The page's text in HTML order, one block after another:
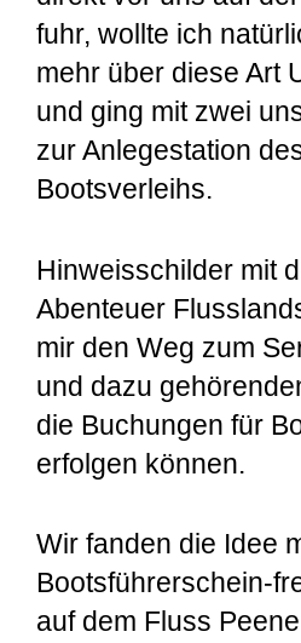
fuhr, wollte ich
mehr über diese Art
und ging mit zwei
zur Anlegestation
Bootsverleihs.
Hinweisschilder mit
Abenteuer
mir den Weg zum
und dazu
die Buchungen für
erfolgen können.
Wir fanden die Idee
Bootsführerschein-
auf dem Fluss